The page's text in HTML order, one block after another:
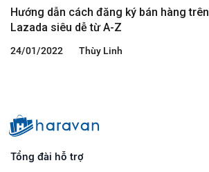
Hướng dẫn cách đăng ký bán hàng trên
Lazada siêu dễ từ A-Z
24/01/2022 Thùy Linh
Tổng đài hỗ trợ